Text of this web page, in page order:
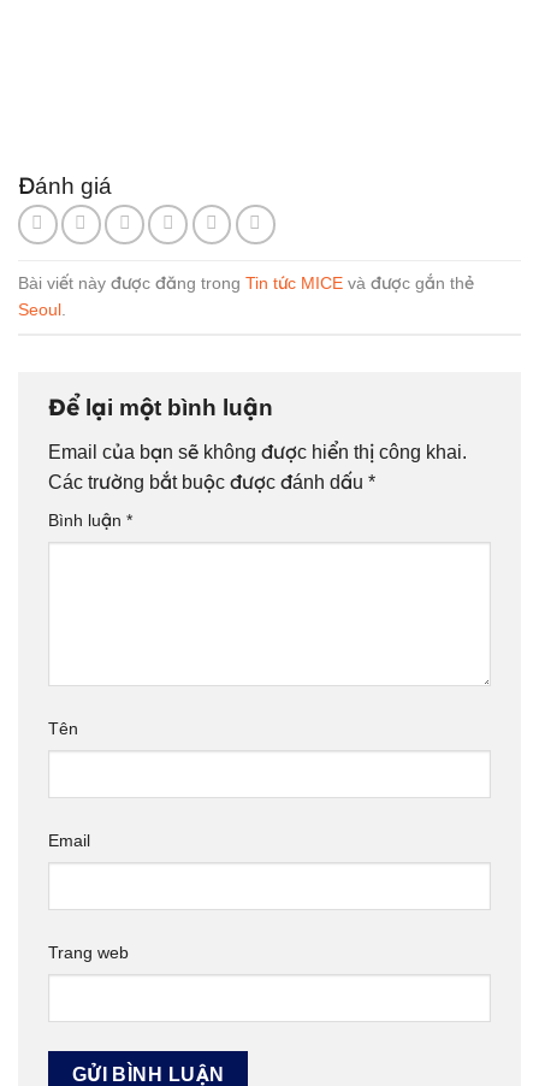
Đánh giá
Bài viết này được đăng trong Tin tức MICE và được gắn thẻ
Seoul.
Để lại một bình luận
Email của bạn sẽ không được hiển thị công khai.
Các trường bắt buộc được đánh dấu *
Bình luận *
Tên
Email
Trang web